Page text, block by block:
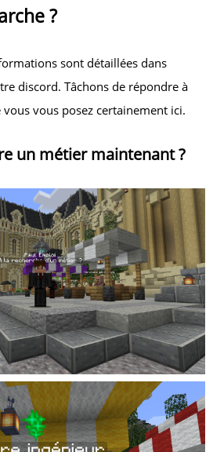
?
sont détaillées dans
discord. Tâchons de répondre à
vous posez certainement ici.
un métier maintenant ?